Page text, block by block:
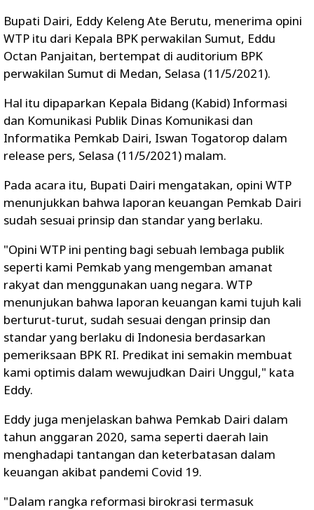
Bupati Dairi, Eddy Keleng Ate Berutu, menerima opini
WTP itu dari Kepala BPK perwakilan Sumut, Eddu
Octan Panjaitan, bertempat di auditorium BPK
perwakilan Sumut di Medan, Selasa (11/5/2021).
Hal itu dipaparkan Kepala Bidang (Kabid) Informasi
dan Komunikasi Publik Dinas Komunikasi dan
Informatika Pemkab Dairi, Iswan Togatorop dalam
release pers, Selasa (11/5/2021) malam.
Pada acara itu, Bupati Dairi mengatakan, opini WTP
menunjukkan bahwa laporan keuangan Pemkab Dairi
sudah sesuai prinsip dan standar yang berlaku.
"Opini WTP ini penting bagi sebuah lembaga publik
seperti kami Pemkab yang mengemban amanat
rakyat dan menggunakan uang negara. WTP
menunjukan bahwa laporan keuangan kami tujuh kali
berturut-turut, sudah sesuai dengan prinsip dan
standar yang berlaku di Indonesia berdasarkan
pemeriksaan BPK RI. Predikat ini semakin membuat
kami optimis dalam wewujudkan Dairi Unggul," kata
Eddy.
Eddy juga menjelaskan bahwa Pemkab Dairi dalam
tahun anggaran 2020, sama seperti daerah lain
menghadapi tantangan dan keterbatasan dalam
keuangan akibat pandemi Covid 19.
"Dalam rangka reformasi birokrasi termasuk